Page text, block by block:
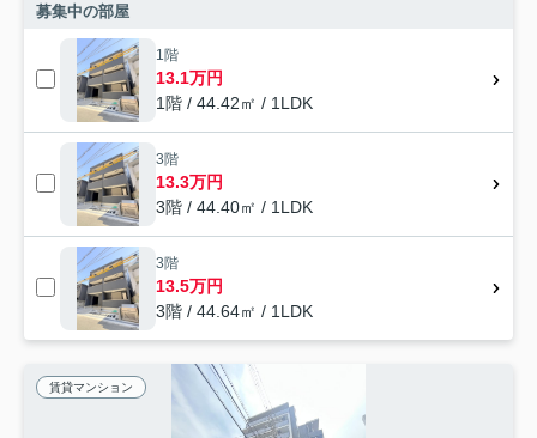
募集中の部屋
1階
13.1万円
1階 / 44.42㎡ / 1LDK
3階
13.3万円
3階 / 44.40㎡ / 1LDK
3階
13.5万円
3階 / 44.64㎡ / 1LDK
賃貸マンション